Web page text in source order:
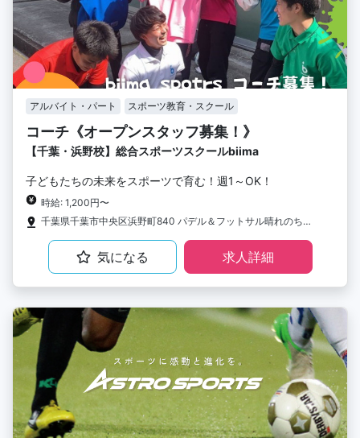
アルバイト・パート スポーツ教育・スクール
コーチ《オープンスタッフ募集！》
【千葉・浜野校】総合スポーツスクールbiima
子どもたちの未来をスポーツで育む！週1～OK！
時給: 1,200円〜
千葉県千葉市中央区浜野町840 パデル＆フットサル晴れのち晴れ（屋内）
気になる 求人詳細